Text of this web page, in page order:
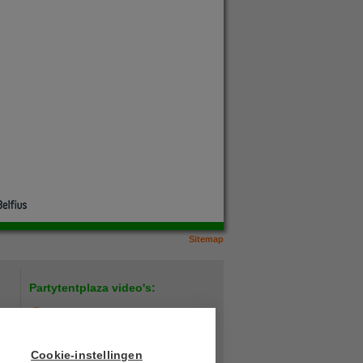
Cookie-instellingen
Sitemap
Partytentplaza video's: